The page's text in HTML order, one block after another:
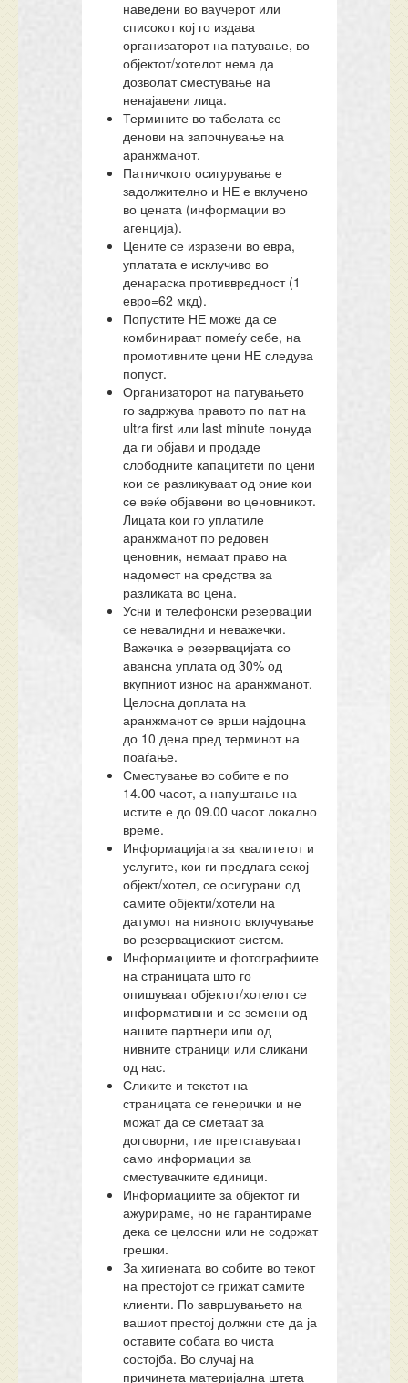
наведени во ваучерот или
списокот кој го издава
организаторот на патување, во
објектот/хотелот нема да
дозволат сместување на
ненајавени лица.
Термините во табелата се
денови на започнување на
аранжманот.
Патничкото осигурување е
задолжително и НЕ е вклучено
во цената (информации во
агенција).
Цените се изразени во евра,
уплатата е исклучиво во
денараска противвредност (1
евро=62 мкд).
Попустите НЕ можe да се
комбинираат помеѓу себе, на
промотивните цени НЕ следува
попуст.
Организаторот на патувањето
го задржува правото по пат на
ultra first или last minute понуда
да ги објави и продаде
слободните капацитети по цени
кои се разликуваат од оние кои
се веќе објавени во ценовникот.
Лицата кои го уплатиле
аранжманот по редовен
ценовник, немаат право на
надомест на средства за
разликата во цена.
Усни и телефонски резервации
се невалидни и неважечки.
Важечка е резервацијата со
авансна уплата од 30% од
вкупниот износ на аранжманот.
Целосна доплата на
аранжманот се врши најдоцна
до 10 дена пред терминот на
поаѓање.
Сместување во собите е по
14.00 часот, а напуштање на
истите е до 09.00 часот локално
време.
Информацијата за квалитетот и
услугите, кои ги предлага секој
објект/хотел, се осигурани од
самите објекти/хотели на
датумот на нивното вклучување
во резервацискиот систем.
Информациите и фотографиите
на страницата што го
опишуваат објектот/хотелот се
информативни и се земени од
нашите партнери или од
нивните страници или сликани
од нас.
Сликите и текстот на
страницата се генерички и не
можат да се сметаат за
договорни, тие претставуваат
само информации за
сместувачките единици.
Информациите за објектот ги
ажурираме, но не гарантираме
дека се целосни или не содржат
грешки.
За хигиената во собите во текот
на престојот се грижат самите
клиенти. По завршувањето на
вашиот престој должни сте да ја
оставите собата во чиста
состојба. Во случај на
причинета материјална штета